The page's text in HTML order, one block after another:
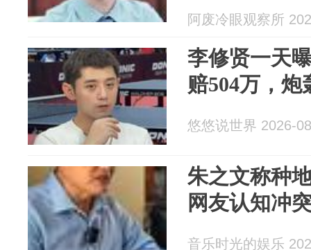
阿废冷眼观察所
李修贤一天
赔504万，炮
悠悠说世界 2026-
朱之文称种
网友认知冲
音乐时光的娱乐